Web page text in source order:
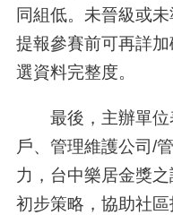
同組低。未晉級或
提報參賽前可再詳
選資料完整度。
最後，主辦單位
戶、管理維護公司/
力，台中樂居金獎
初步策略，協助社